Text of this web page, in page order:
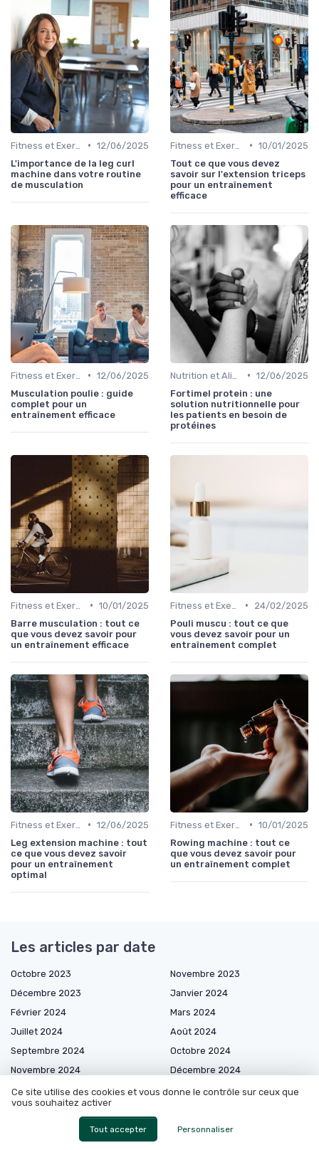
• 12/06/2025
L'importance de la leg curl
machine dans votre routine
de musculation
• 10/01/2025
Tout ce que vous devez
savoir sur l'extension triceps
pour un entraînement
efficace
• 12/06/2025
Musculation poulie : guide
complet pour un
entraînement efficace
• 12/06/2025
Fortimel protein : une
solution nutritionnelle pour
les patients en besoin de
protéines
• 10/01/2025
Barre musculation : tout ce
que vous devez savoir pour
un entraînement efficace
•
24/02/2025
Pouli muscu : tout ce que
vous devez savoir pour un
entraînement complet
• 12/06/2025
Leg extension machine : tout
ce que vous devez savoir
pour un entraînement
optimal
• 10/01/2025
Rowing machine : tout ce
que vous devez savoir pour
un entraînement complet
Les articles par date
Octobre 2023
Novembre 2023
Décembre 2023
Janvier 2024
Février 2024
Mars 2024
Juillet 2024
Août 2024
Septembre 2024
Octobre 2024
Novembre 2024
Décembre 2024
Janvier 2025
Mars 2025
Avril 2025
Juillet 2025
Ce site utilise des cookies et vous donne le contrôle sur ceux que
vous souhaitez activer
Tout accepter Personnaliser